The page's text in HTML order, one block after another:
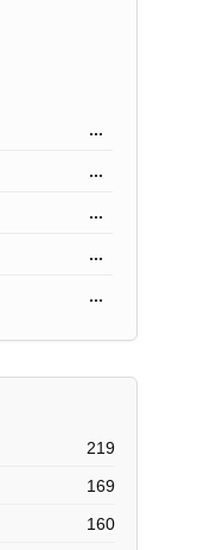
...
...
...
...
...
219
169
160